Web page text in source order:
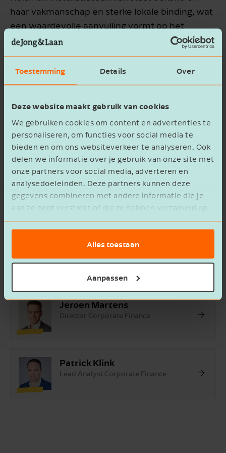
Toestemming Details Over
Deze website maakt gebruik van cookies
We gebruiken cookies om content en advertenties te
personaliseren, om functies voor social media te
bieden en om ons websiteverkeer te analyseren. Ook
delen we informatie over je gebruik van onze site met
onze partners voor social media, adverteren en
analysedoeleinden. Deze partners kunnen deze
gegevens combineren met andere informatie die je
aan ze hebt verstrekt of die ze hebben verzameld op
basis van het gebruik van hun services.
Alles toestaan
Aanpassen
haar vakmanschap en sterke lokale binding, wat
een waardevolle aanvulling vormt op het
bestaande netwerk van Vesting Groep.
Aankoopbegeleiding
hetaankooptraject, bestaande uit:
het analyseren van bedrijfsinformatie en
financiële gegevens;
het in samenspraak bepalen van de
biedingsstrategie;
de onderhandelingen;
het afronden van de transactie.
Heb je nog vragen of ben je benieuwd wat onze
Onze adviseurs
Jeroen Martens
Director Corporate Finance
Patrick Klink
Lead Analyst Corporate Finance